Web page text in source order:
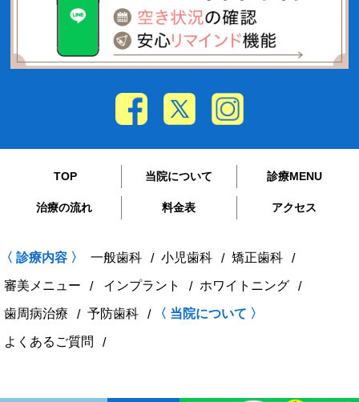
TOP 当院について 診療MENU
治療の流れ 料金表 アクセス
〈 診療内容 〉 一般歯科 小児歯科 矯正歯科
審美メニュー インプラント ホワイトニング
歯周病治療 予防歯科 〈 当院について 〉
よくあるご質問